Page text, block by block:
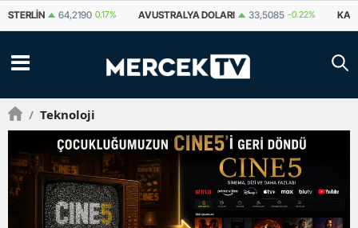
STERLIN 64,2190 0.17% AVUSTRALYA DOLARI 33,5085 -0.22%
/ Teknoloji